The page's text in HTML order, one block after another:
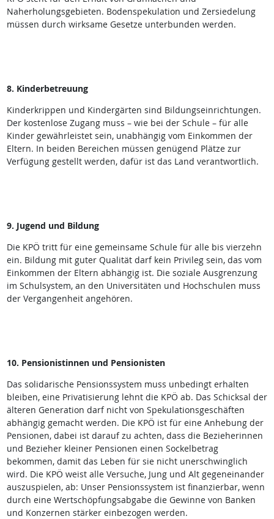
Naherholungsgebieten. Bodenspekulation und Zersiedelung
müssen durch wirksame Gesetze unterbunden werden.
8. Kinderbetreuung
Kinderkrippen und Kindergärten sind Bildungseinrichtungen.
Der kostenlose Zugang muss – wie bei der Schule – für alle
Kinder gewährleistet sein, unabhängig vom Einkommen der
Eltern. In beiden Bereichen müssen genügend Plätze zur
Verfügung gestellt werden, dafür ist das Land verantwortlich.
9. Jugend und Bildung
Die KPÖ tritt für eine gemeinsame Schule für alle bis vierzehn
ein. Bildung mit guter Qualität darf kein Privileg sein, das vom
Einkommen der Eltern abhängig ist. Die soziale Ausgrenzung
im Schulsystem, an den Universitäten und Hochschulen muss
der Vergangenheit angehören.
10. Pensionistinnen und Pensionisten
Das solidarische Pensionssystem muss unbedingt erhalten
bleiben, eine Privatisierung lehnt die KPÖ ab. Das Schicksal der
älteren Generation darf nicht von Spekulationsgeschäften
abhängig gemacht werden. Die KPÖ ist für eine Anhebung der
Pensionen, dabei ist darauf zu achten, dass die Bezieherinnen
und Bezieher kleiner Pensionen einen Sockelbetrag
bekommen, damit das Leben für sie nicht unerschwinglich
wird. Die KPÖ weist alle Versuche, Jung und Alt gegeneinander
auszuspielen, ab: Unser Pensionssystem ist finanzierbar, wenn
durch eine Wertschöpfungsabgabe die Gewinne von Banken
und Konzernen stärker einbezogen werden.